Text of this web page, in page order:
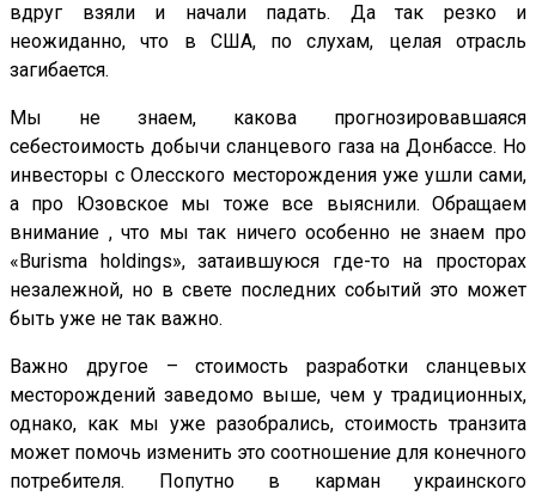
вдруг взяли и начали падать. Да так резко и
неожиданно, что в США, по слухам, целая отрасль
загибается.
Мы не знаем, какова прогнозировавшаяся
себестоимость добычи сланцевого газа на Донбассе. Но
инвесторы с Олесского месторождения уже ушли сами,
а про Юзовское мы тоже все выяснили. Обращаем
внимание , что мы так ничего особенно не знаем про
«Burisma holdings», затаившуюся где-то на просторах
незалежной, но в свете последних событий это может
быть уже не так важно.
Важно другое – стоимость разработки сланцевых
месторождений заведомо выше, чем у традиционных,
однако, как мы уже разобрались, стоимость транзита
может помочь изменить это соотношение для конечного
потребителя. Попутно в карман украинского